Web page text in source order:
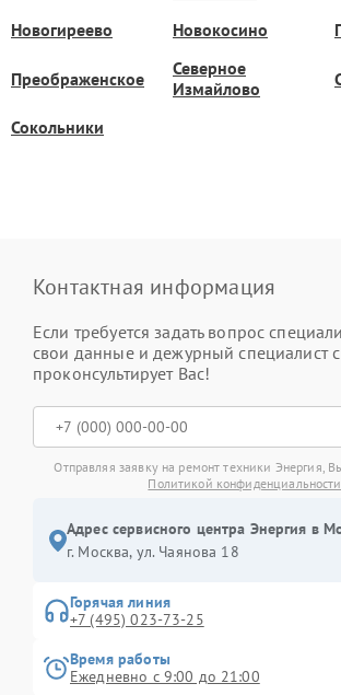
Новогиреево Новокосино
Преображенское
Северное
Измайлово
Сокольники
Контактная информация
Если требуется задать вопрос
свои данные и дежурный специалист
проконсультирует Вас!
Отправляя заявку на ремонт техники Энергия,
Политикой конфиденциальности
Адрес сервисного центра Энергия в
г. Москва, ул. Чаянова 18
Горячая линия
+7 (495) 023-73-25
Время работы
Ежедневно с 9:00 до 21:00